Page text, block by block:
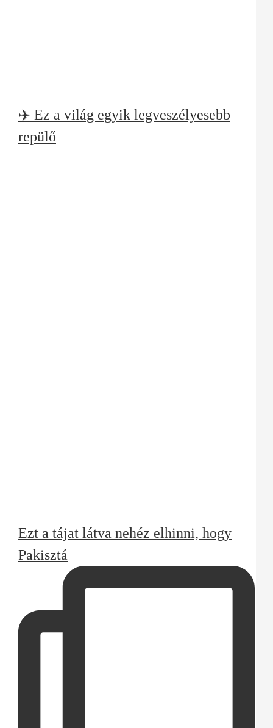
✈️ Ez a világ egyik legveszélyesebb
repülő
Ezt a tájat látva nehéz elhinni, hogy
Pakisztá